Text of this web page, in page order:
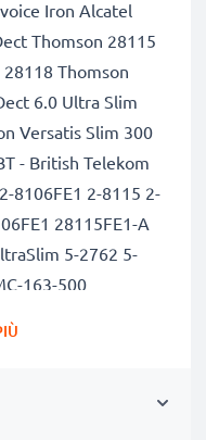
Iron Alcatel
Thomson 28115
Thomson
6.0 Ultra Slim
Versatis Slim 300
- British Telekom
8106FE1 2-8115 2-
28115FE1-A
5-2762 5-
163-500
originale. La